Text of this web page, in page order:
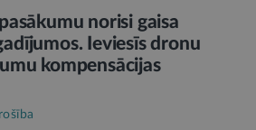
norisi gaisa
Ieviesīs dronu
kompensācijas